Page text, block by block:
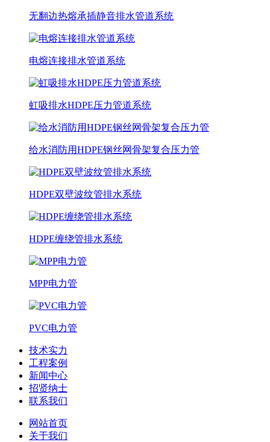
无翻边热熔承插静音排水管道系统
电熔连接排水管道系统
虹吸排水HDPE压力管道系统
给水消防用HDPE钢丝网骨架复合压力管
HDPE双壁波纹管排水系统
HDPE缠绕管排水系统
MPP电力管
PVC电力管
技术实力
工程案例
新闻中心
招贤纳士
联系我们
网站首页
关于我们